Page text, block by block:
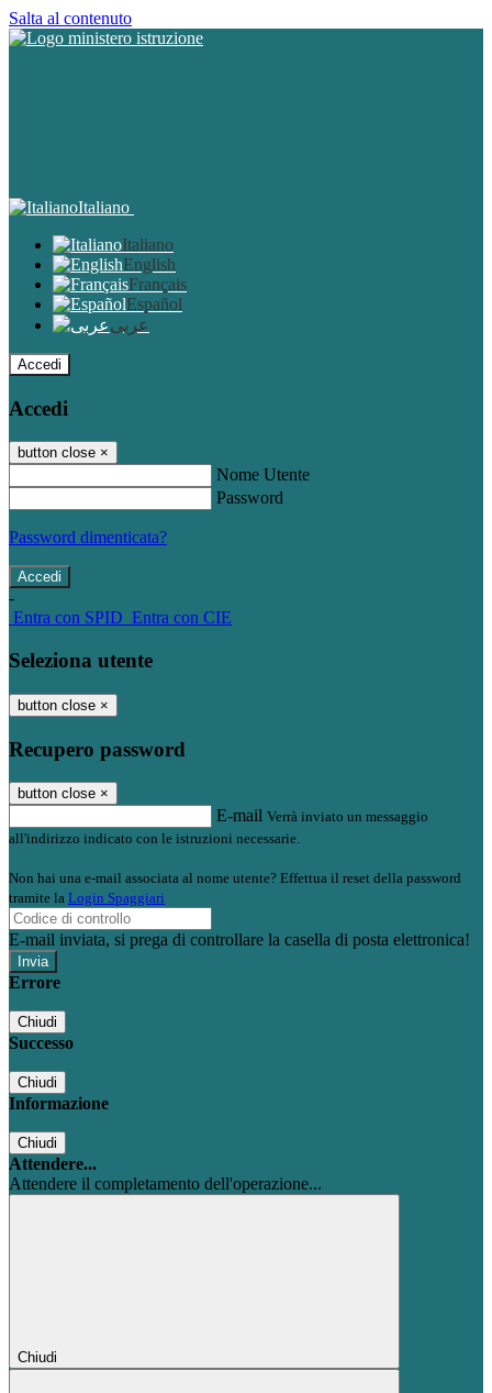
Salta al contenuto
Italiano
Italiano
English
Français
Español
عربى
Accedi
Accedi
button close ×
Nome Utente
Password
Password dimenticata?
-
Entra con SPID Entra con CIE
Seleziona utente
button close ×
Recupero password
button close ×
E-mail Verrà inviato un messaggio
all'indirizzo indicato con le istruzioni necessarie.
Non hai una e-mail associata al nome utente? Effettua il reset della password
tramite la Login Spaggiari
E-mail inviata, si prega di controllare la casella di posta elettronica!
Errore
Chiudi
Successo
Chiudi
Informazione
Chiudi
Attendere...
Attendere il completamento dell'operazione...
Chiudi